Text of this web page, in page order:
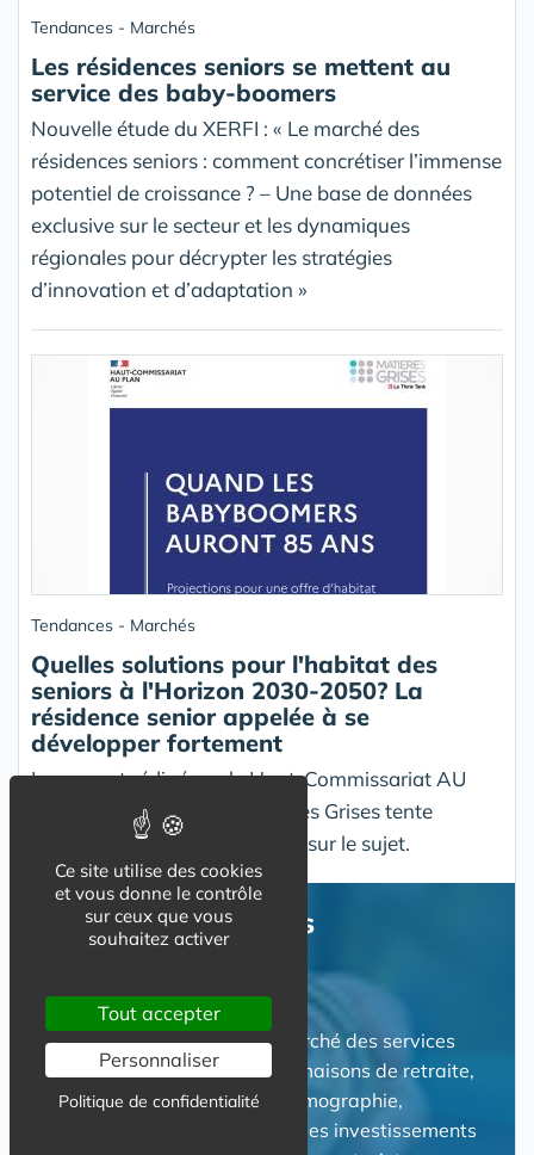
Tendances - Marchés
Les résidences seniors se mettent au
service des baby-boomers
Nouvelle étude du XERFI : « Le marché des
résidences seniors : comment concrétiser l’immense
potentiel de croissance ? – Une base de données
exclusive sur le secteur et les dynamiques
régionales pour décrypter les stratégies
d’innovation et d’adaptation »
Tendances - Marchés
Quelles solutions pour l'habitat des
seniors à l'Horizon 2030-2050? La
résidence senior appelée à se
développer fortement
Le rapport rédigé par le Haut-Commissariat AU
PLAN et le Think Tank Matières Grises tente
d’apporter un éclairage précis sur le sujet.
Tendances - Marchés
Suivre les tendances et le marché des services
aux personnes âgées et des maisons de retraite,
parfois qualifié "d'or gris". Démographie,
nouveaux acteurs, évolution des investissements
Ce site utilise des cookies
et vous donne le contrôle
sur ceux que vous
souhaitez activer
Tout accepter
Personnaliser
Politique de confidentialité